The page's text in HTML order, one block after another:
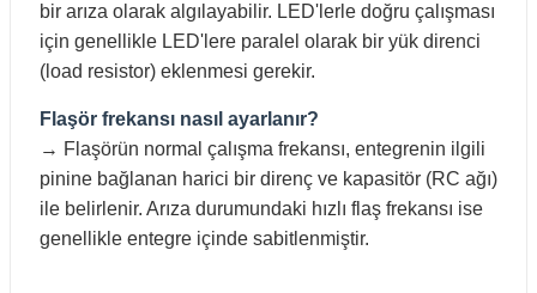
bir arıza olarak algılayabilir. LED'lerle doğru çalışması
için genellikle LED'lere paralel olarak bir yük direnci
(load resistor) eklenmesi gerekir.
Flaşör frekansı nasıl ayarlanır?
→ Flaşörün normal çalışma frekansı, entegrenin ilgili
pinine bağlanan harici bir direnç ve kapasitör (RC ağı)
ile belirlenir. Arıza durumundaki hızlı flaş frekansı ise
genellikle entegre içinde sabitlenmiştir.